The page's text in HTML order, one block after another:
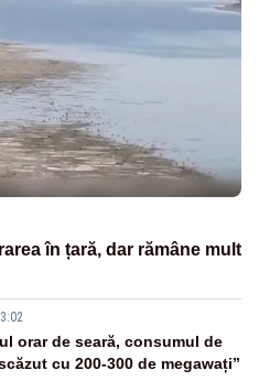
în țară, dar rămâne mult
orar de seară, consumul de
cu 200-300 de megawați”